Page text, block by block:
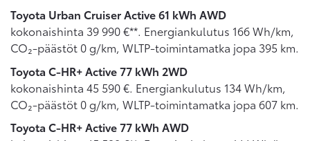
Toyota Urban Cruiser Active 61 kWh AWD
kokonaishinta 39 990 €**. Energiankulutus 166 Wh/km,
CO₂-päästöt 0 g/km, WLTP-toimintamatka jopa 395 km.
Toyota C-HR+ Active 77 kWh 2WD
kokonaishinta 45 590 €. Energiankulutus 134 Wh/km,
CO₂-päästöt 0 g/km, WLTP-toimintamatka jopa 607 km.
Toyota C-HR+ Active 77 kWh AWD